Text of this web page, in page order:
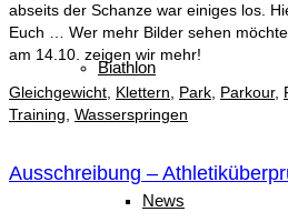
Biathlon
News
abseits der Schanze war einiges los.
Euch … Wer mehr Bilder sehen
am 14.10. zeigen wir mehr!
Gleichgewicht Klettern Park Parkour,
Training Wasserspringen
Ausschreibung –